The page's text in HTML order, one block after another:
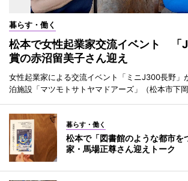
暮らす・働く
松本で女性起業家交流イベント 「
賞の赤沼留美子さん迎え
女性起業家による交流イベント「ミニJ300長野」
泊施設「マツモトサトヤマドアーズ」（松本市下
暮らす・働く
松本で「図書館のような都市
家・馬場正尊さん迎えトーク